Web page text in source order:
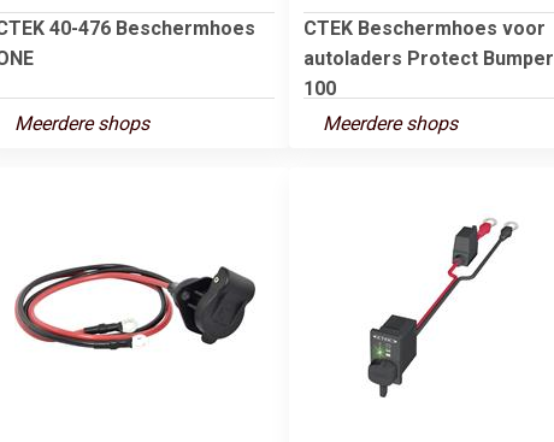
40-476 Beschermhoes
Meerdere shops
CTEK Beschermhoes voor
autoladers Protect Bumper
100
Meerdere shops